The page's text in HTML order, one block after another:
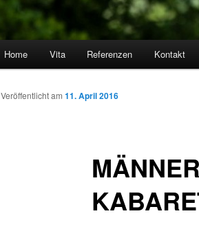
Zum Inhalt wechseln
Zum sekundären Inhalt wechseln
Home Vita Referenzen Kontakt
Artikelnavigation
Veröffentlicht am 11. April 2016